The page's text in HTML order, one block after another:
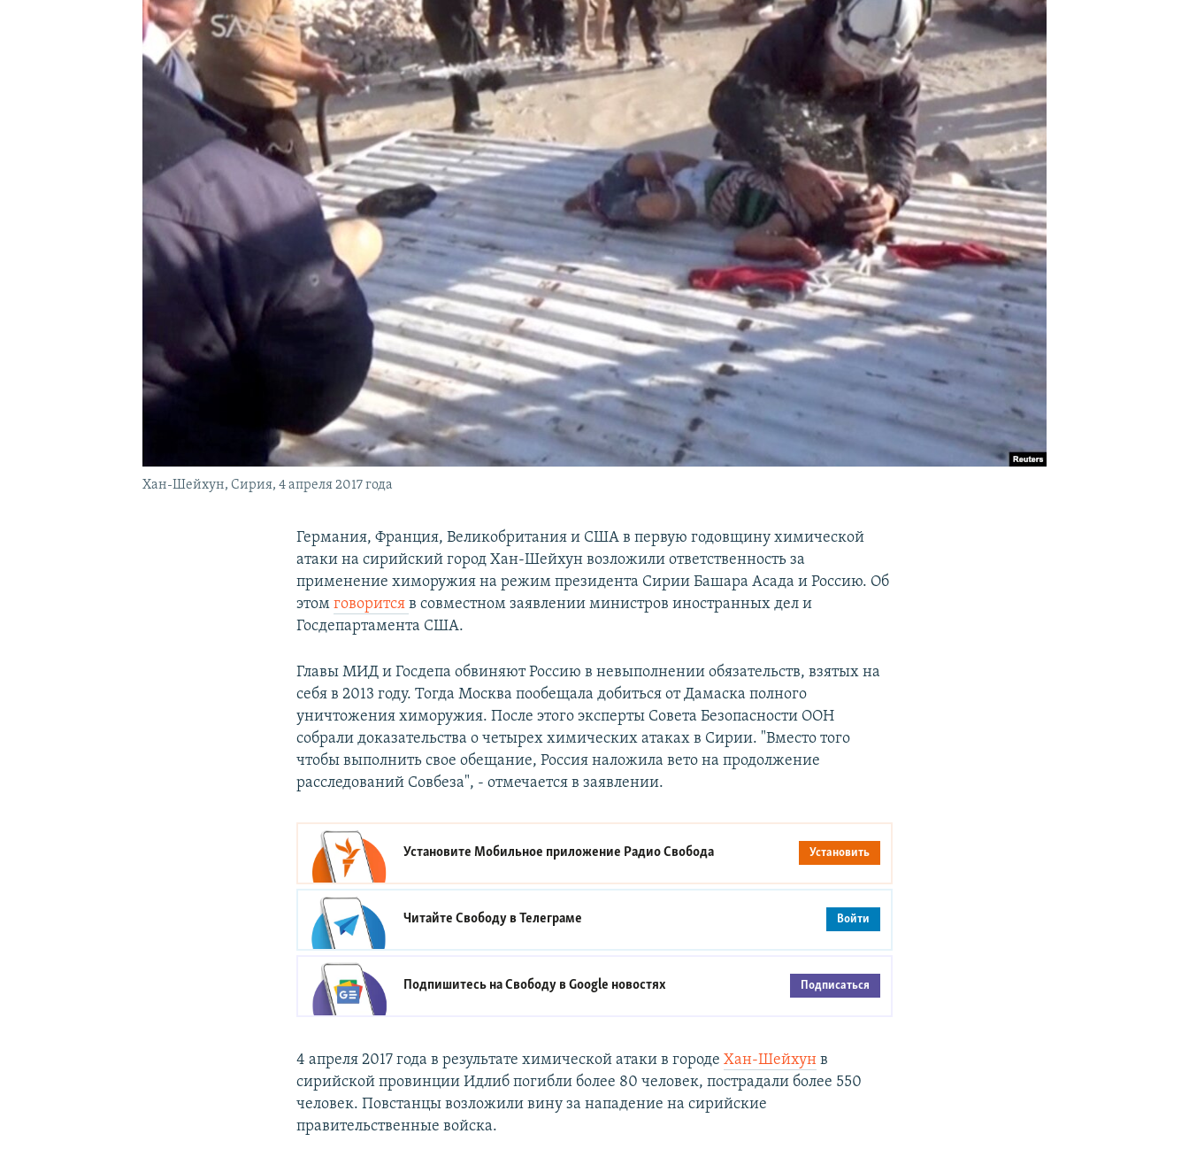
ПОДПИШИТЕСЬ НА РАССЫЛКУ
Хан-Шейхун, Сирия, 4 апреля 2017 года
Германия, Франция, Великобритания и США в первую годовщину химической
атаки на сирийский город Хан-Шейхун возложили ответственность за
применение химоружия на режим президента Сирии Башара Асада и Россию. Об
этомговоритсяв совместном заявлении министров иностранных дел и
Госдепартамента США.
Главы МИД и Госдепа обвиняют Россию в невыполнении обязательств, взятых на
себя в 2013 году. Тогда Москва пообещала добиться от Дамаска полного
уничтожения химоружия. После этого эксперты Совета Безопасности ООН
собрали доказательства о четырех химических атаках в Сирии. "Вместо того
чтобы выполнить свое обещание, Россия наложила вето на продолжение
расследований Совбеза", - отмечается в заявлении.
Установите Мобильное приложение Радио Свобода Установить
Читайте Свободу вТелеграме Войти
Подпишитесь на Свободу вGoogle новостях Подписаться
4 апреля 2017 года в результате химической атаки в городеХан-Шейхун в
сирийской провинции Идлиб погибли более 80 человек, пострадали более 550
человек. Повстанцы возложили вину за нападение на сирийские
правительственные войска.